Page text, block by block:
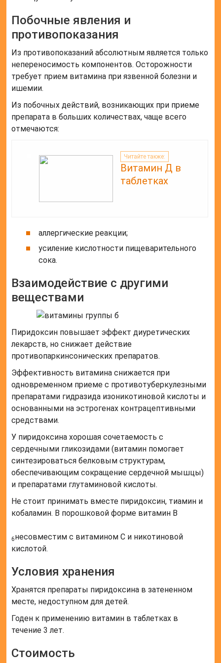
Побочные явления и
противопоказания
Из противопоказаний абсолютным является только
непереносимость компонентов. Осторожности
требует прием витамина при язвенной болезни и
ишемии.
Из побочных действий, возникающих при приеме
препарата в больших количествах, чаще всего
отмечаются:
Читайте также:
Витамин Д в
таблетках
аллергические реакции;
усиление кислотности пищеварительного
сока.
Взаимодействие с другими
веществами
Пиридоксин повышает эффект диуретических
лекарств, но снижает действие
противопаркинсонических препаратов.
Эффективность витамина снижается при
одновременном приеме с противотуберкулезными
препаратами гидразида изоникотиновой кислоты и
основанными на эстрогенах контрацептивными
средствами.
У пиридоксина хорошая сочетаемость с
сердечными гликозидами (витамин помогает
синтезироваться белковым структурам,
обеспечивающим сокращение сердечной мышцы)
и препаратами глутаминовой кислоты.
Не стоит принимать вместе пиридоксин, тиамин и
кобаламин. В порошковой форме витамин B
6несовместим с витамином C и никотиновой
кислотой.
Условия хранения
Хранятся препараты пиридоксина в затененном
месте, недоступном для детей.
Годен к применению витамин в таблетках в
течение 3 лет.
Стоимость